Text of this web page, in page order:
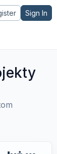
Sign In